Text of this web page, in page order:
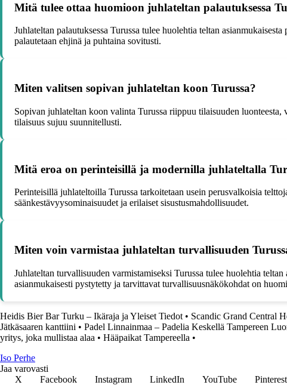
Mitä tulee ottaa huomioon juhlateltan palautuksessa
Juhlateltan palautuksessa Turussa tulee huolehtia teltan
palautetaan ehjinä ja puhtaina sovitusti.
Miten valitsen sopivan juhlateltan koon Turussa?
Sopivan juhlateltan koon valinta Turussa riippuu tilaisuuden luonteesta,
tilaisuus sujuu suunnitellusti.
Mitä eroa on perinteisillä ja modernilla juhlateltalla
Perinteisillä juhlateltoilla Turussa tarkoitetaan usein perusvalkoisia
säänkestävyysominaisuudet ja erilaiset sisustusmahdollisuudet.
Miten voin varmistaa juhlateltan turvallisuuden
Juhlateltan turvallisuuden varmistamiseksi Turussa tulee huolehtia
asianmukaisesti pystytetty ja tarvittavat turvallisuusnäkökohdat on
Heidis Bier Bar Turku – Ikäraja ja Yleiset Tiedot • Scandic Grand Central
Jätkäsaaren kanttiini • Padel Linnainmaa – Padelia Keskellä Tampereen
yritys, joka mullistaa alaa • Hääpaikat Tampereella •
Iso Perhe
Jaa varovasti
X
Facebook Instagram LinkedIn YouTube Pinterest